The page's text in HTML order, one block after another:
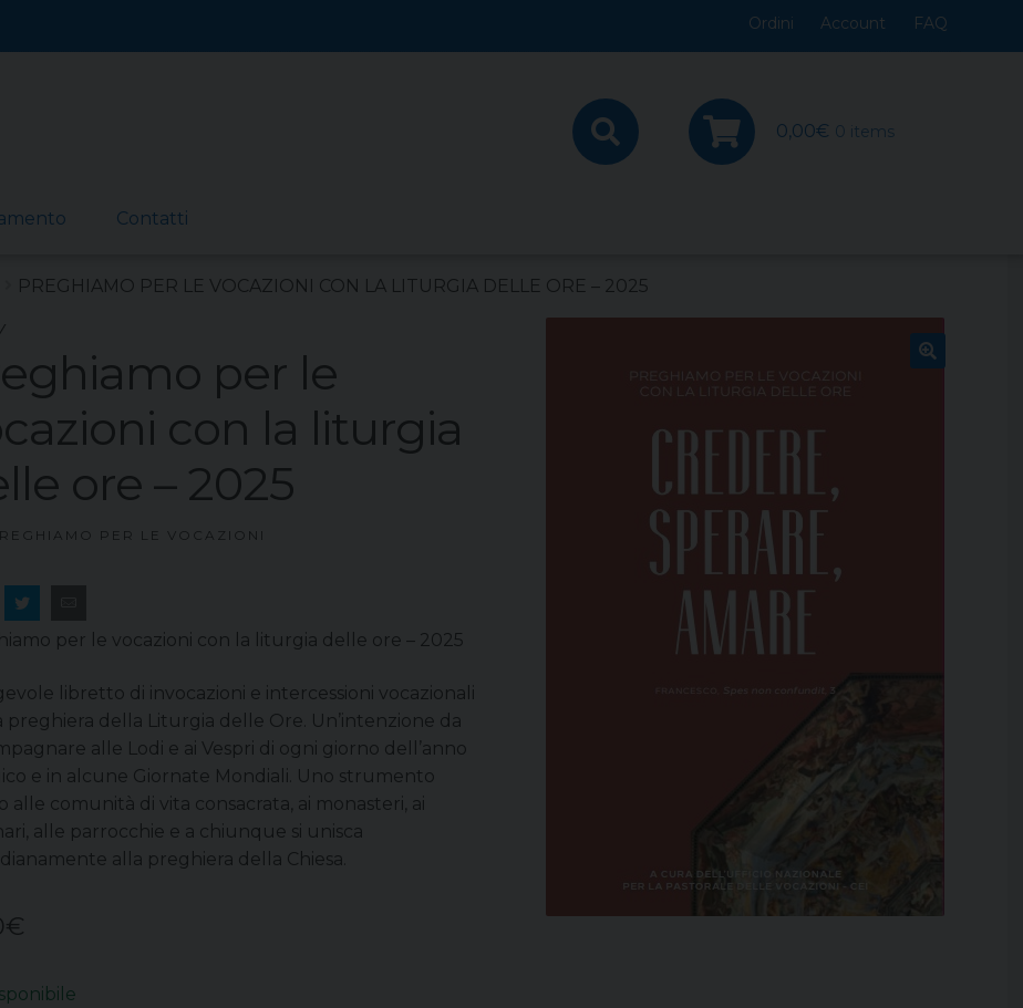
Ordini Account FAQ
0,00€ 0 items
Contatti
PREGHIAMO PER LE VOCAZIONI CON LA LITURGIA DELLE ORE – 2025
per le
con la liturgia
ore – 2025
PER LE VOCAZIONI
per le vocazioni con la liturgia delle ore – 2025
libretto di invocazioni e intercessioni vocazionali
preghiera della Liturgia delle Ore. Un’intenzione da
alle Lodi e ai Vespri di ogni giorno dell’anno
e in alcune Giornate Mondiali. Uno strumento
alle comunità di vita consacrata, ai monasteri, ai
alle parrocchie e a chiunque si unisca
alla preghiera della Chiesa.
€